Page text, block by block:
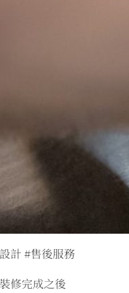
計 #售後服務
修完成之後